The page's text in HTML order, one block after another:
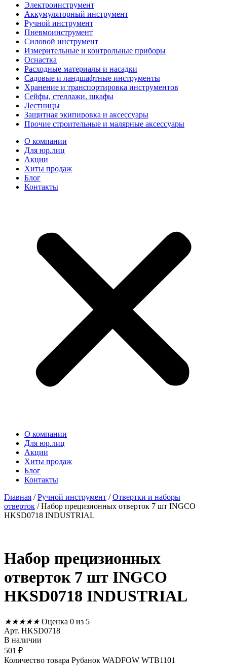
Электроинструмент
Аккумуляторный инструмент
Ручной инструмент
Пневмоинструмент
Силовой инструмент
Измерительные и контрольные приборы
Оснастка
Расходные материалы и насадки
Садовые и ландшафтные инструменты
Хранение и транспортировка инструментов
Сейфы, стеллажи, шкафы
Лестницы
Защитная экипировка и аксессуары
Прочие строительные и малярные аксессуары
О компании
Для юр.лиц
Акции
Хиты продаж
Блог
Контакты
О компании
Для юр.лиц
Акции
Хиты продаж
Блог
Контакты
Главная /Ручной инструмент /Отвертки и наборы
отверток / Набор прецизионных отверток 7 шт INGCO
HKSD0718 INDUSTRIAL
Набор прецизионных
отверток 7 шт INGCO
HKSD0718 INDUSTRIAL
★★★★★ Оценка 0 из 5
Арт. HKSD0718
В наличии
501 ₽
Количество товара Рубанок WADFOW WTB1101